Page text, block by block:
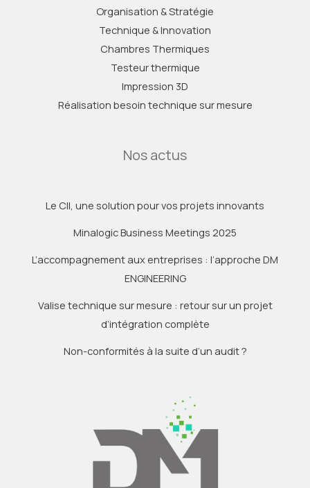
Organisation & Stratégie
Technique & Innovation
Chambres Thermiques
Testeur thermique
Impression 3D
Réalisation besoin technique sur mesure
Nos actus
Le CII, une solution pour vos projets innovants
Minalogic Business Meetings 2025
L’accompagnement aux entreprises : l’approche DM
ENGINEERING
Valise technique sur mesure : retour sur un projet
d’intégration complète
Non-conformités à la suite d’un audit ?